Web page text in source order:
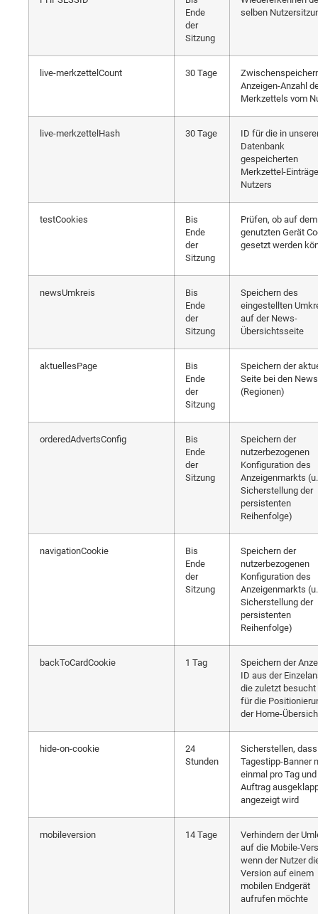
Ende
der
Sitzung
selben
live-merkzettelCount 30 Tage
Anzeigen-Anzahl
Merkzettels vom
live-merkzettelHash 30 Tage
ID für die in
Datenbank
gespeicherten
Merkzettel-
Nutzers
testCookies
Bis
Ende
der
Sitzung
Prüfen, ob auf dem
genutzten Gerät
gesetzt werden
newsUmkreis
Bis
Ende
der
Sitzung
Speichern des
eingestellten
auf der News-
Übersichtsseite
aktuellesPage
Bis
Ende
der
Sitzung
Speichern der
Seite bei den News
(Regionen)
orderedAdvertsConfig
Bis
Ende
der
Sitzung
Speichern der
nutzerbezogenen
Konfiguration des
Anzeigenmarkts
Sicherstellung der
persistenten
Reihenfolge)
navigationCookie
Bis
Ende
der
Sitzung
Speichern der
nutzerbezogenen
Konfiguration des
Anzeigenmarkts
Sicherstellung der
persistenten
Reihenfolge)
backToCardCookie 1 Tag
Speichern der
ID aus der
die zuletzt besucht
für die
der Home-
hide-on-cookie
24
Stunden
Sicherstellen,
Tagestipp-Banner
einmal pro Tag
Auftrag
angezeigt wird
mobileversion 14 Tage
Verhindern der
auf die Mobile-
wenn der Nutzer
Version auf einem
mobilen Endgerät
aufrufen möchte